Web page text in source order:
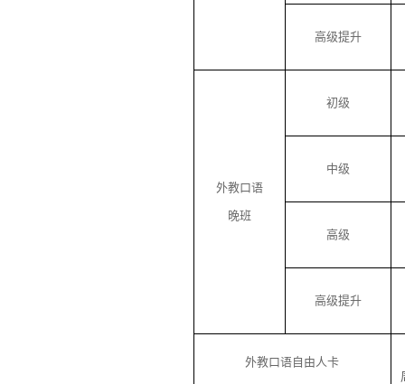
高级提升
外教口语
晚班
初级
中级
高级
高级提升
外教口语自由人卡